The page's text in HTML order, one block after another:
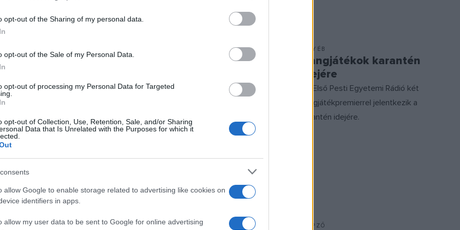
opt-out of the Sharing of my personal data.
opt-out of the Sale of my Personal Data.
opt-out of processing my Personal Data for Targeted
opt-out of Collection, Use, Retention, Sale, and/or Sharing
Data that Is Unrelated with the Purposes for which it
allow Google to enable storage related to advertising like cookies on
identifiers in apps.
allow my user data to be sent to Google for online advertising
induló előadókért
rádió
én egész nap csak magyar
válogat, és kizárólag az
dalait játssza a Beat.
Szól a Beat!
digitális rádió indult a hazai könnyűzenei
EGYÉB
Hangjátékok karantén
idejére
Az Első Pesti Egyetemi Rádió két
hangjátékpremierrel jelentkezik a
karantén idejére.
KULTPOL KÉPZŐ